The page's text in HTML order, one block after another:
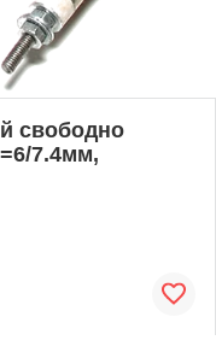
свободно
7.4мм,